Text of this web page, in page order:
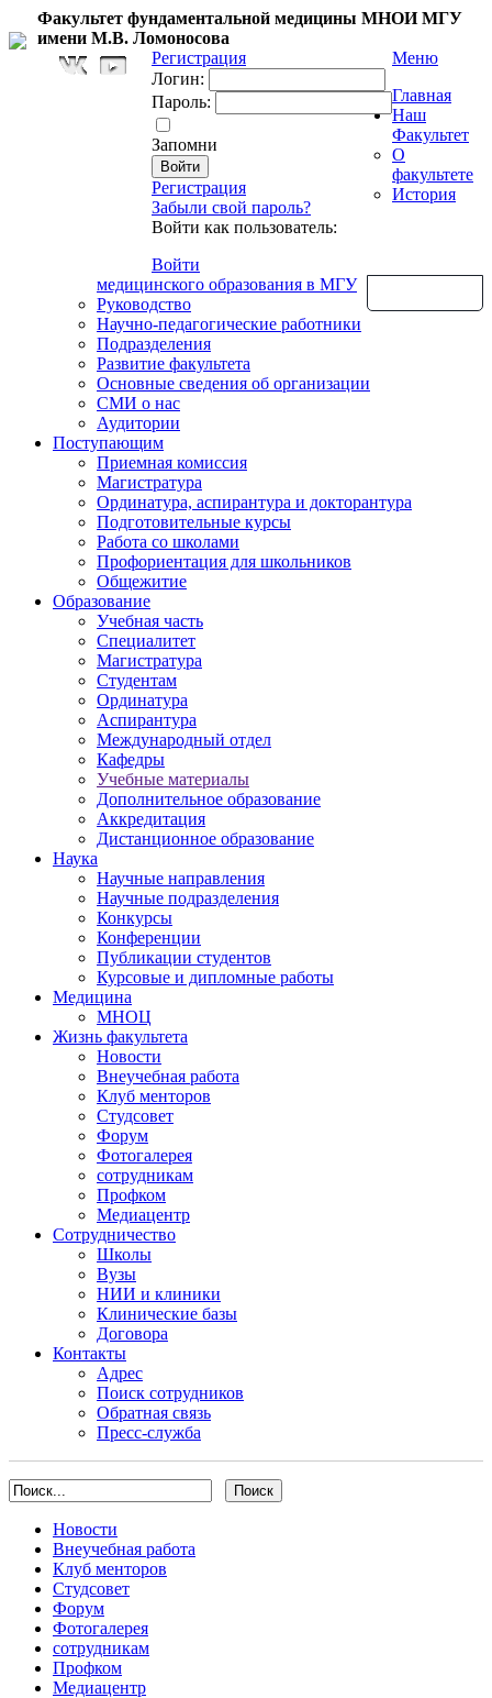
Факультет фундаментальной медицины МНОИ МГУ
имени М.В. Ломоносова
Регистрация
Логин:
Пароль:
Запомни
Регистрация
Забыли свой пароль?
Войти как пользователь:
Войти
Меню
Главная
Наш
Факультет
О
факультете
История
медицинского образования в МГУ
Руководство
Научно-педагогические работники
Подразделения
Развитие факультета
Основные сведения об организации
СМИ о нас
Аудитории
Поступающим
Приемная комиссия
Магистратура
Ординатура, аспирантура и докторантура
Подготовительные курсы
Работа со школами
Профориентация для школьников
Общежитие
Образование
Учебная часть
Специалитет
Магистратура
Студентам
Ординатура
Аспирантура
Международный отдел
Кафедры
Учебные материалы
Дополнительное образование
Аккредитация
Дистанционное образование
Наука
Научные направления
Научные подразделения
Конкурсы
Конференции
Публикации студентов
Курсовые и дипломные работы
Медицина
МНОЦ
Жизнь факультета
Новости
Внеучебная работа
Клуб менторов
Студсовет
Форум
Фотогалерея
сотрудникам
Профком
Медиацентр
Сотрудничество
Школы
Вузы
НИИ и клиники
Клинические базы
Договора
Контакты
Адрес
Поиск сотрудников
Обратная связь
Пресс-служба
Новости
Внеучебная работа
Клуб менторов
Студсовет
Форум
Фотогалерея
сотрудникам
Профком
Медиацентр